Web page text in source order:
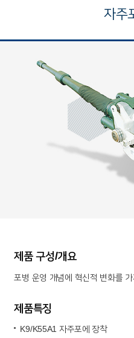
자주
제품 구성/개요
포병 운영 개념에 혁신적 변화를
제품특징
K9/K55A1 자주포에 장착